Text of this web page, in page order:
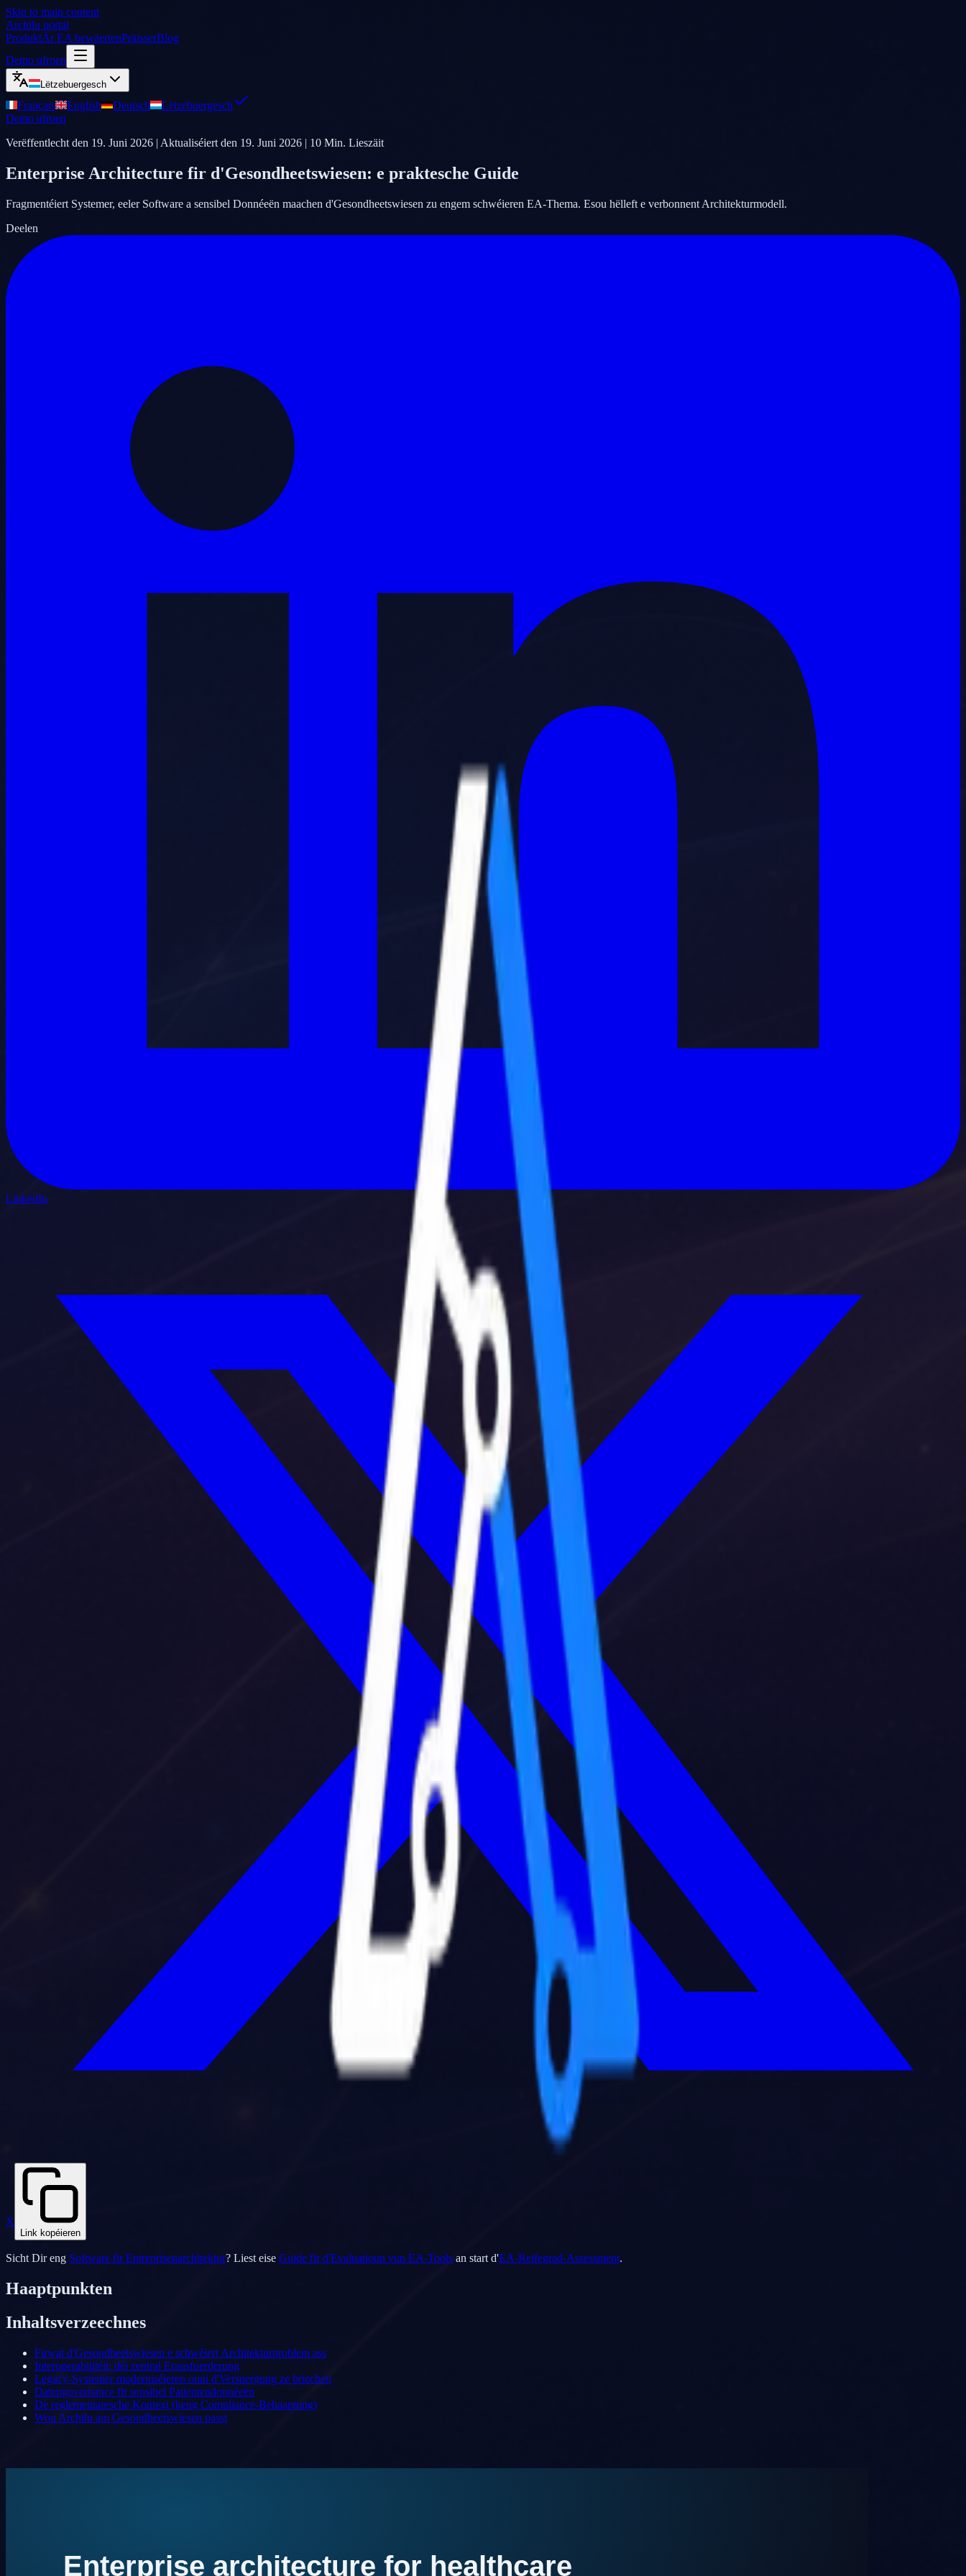
Skip to main content
Archilu portal
ProduktÄr EA bewäertenPräisserBlog
Demo ufroen
Lëtzebuergesch
Français English Deutsch
Lëtzebuergesch
Demo ufroen
Verëffentlecht den 19. Juni 2026 | Aktualiséiert den 19. Juni 2026 | 10 Min. Lieszäit
Enterprise Architecture fir d'Gesondheetswiesen: e praktesche Guide
Fragmentéiert Systemer, eeler Software a sensibel Donnéeën maachen d'Gesondheetswiesen zu engem schwéieren EA-Thema. Esou hëlleft e verbonnent Architekturmodell.
Deelen
LinkedIn
X
Link kopéieren
Sicht Dir eng Software fir Entreprisenarchitektur? Liest eise Guide fir d'Evaluatioun vun EA-Tools an start d'EA-Reifegrad-Assessment.
Haaptpunkten
Inhaltsverzeechnes
Firwat d'Gesondheetswiesen e schwéiert Architekturproblem ass
Interoperabilitéit: déi zentral Erausfuerderung
Legacy-Systemer moderniséieren ouni d'Versuergung ze briechen
Datengovernance fir sensibel Patientendonnéeën
De reglementaresche Kontext (keng Compliance-Behaaptung)
Wou Archilu am Gesondheetswiesen passt